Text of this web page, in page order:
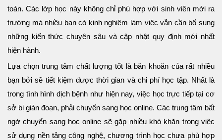
toán. Các lớp học này không chỉ phù hợp với sinh viên mới ra
trường mà nhiều bạn có kinh nghiệm làm việc vẫn cần bổ sung
những kiến thức chuyên sâu và cập nhật quy định mới nhất
hiện hành.
Lựa chọn trung tâm chất lượng tốt là băn khoăn của rất nhiều
bạn bởi sẽ tiết kiệm được thời gian và chi phí học tập. Nhất là
trong tình hình dịch bệnh như hiện nay, việc học trực tiếp tại cơ
sở bị gián đoạn, phải chuyển sang học online. Các trung tâm bất
ngờ chuyển sang học online sẽ gặp nhiều khó khăn trong việc
sử dụng nền tảng công nghệ, chương trình học chưa phù hợp